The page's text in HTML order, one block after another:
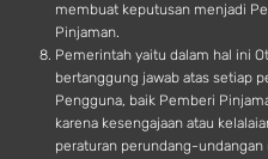
membuat keputusan menjadi
Pinjaman.
Pemerintah yaitu dalam hal ini
bertanggung jawab atas setiap
Pengguna, baik Pemberi
karena kesengajaan atau
peraturan perundang-